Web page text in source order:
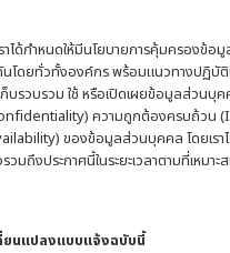
ด้กำหนดให้มีนโยบายการคุ้มครองข้อ
นโดยทั่วทั้งองค์กร พร้อมแนวทางปฏิบั
บรวบรวม ใช้ หรือเปิดเผยข้อมูลส่วนบุค
ความถูกต้องครบถ้วน
ของข้อมูลส่วนบุคคล โดยเรา
มถึงประกาศนี้ในระยะเวลาตามที่เหมาะ
ยนแปลงแบบแจ้งฉบับนี้